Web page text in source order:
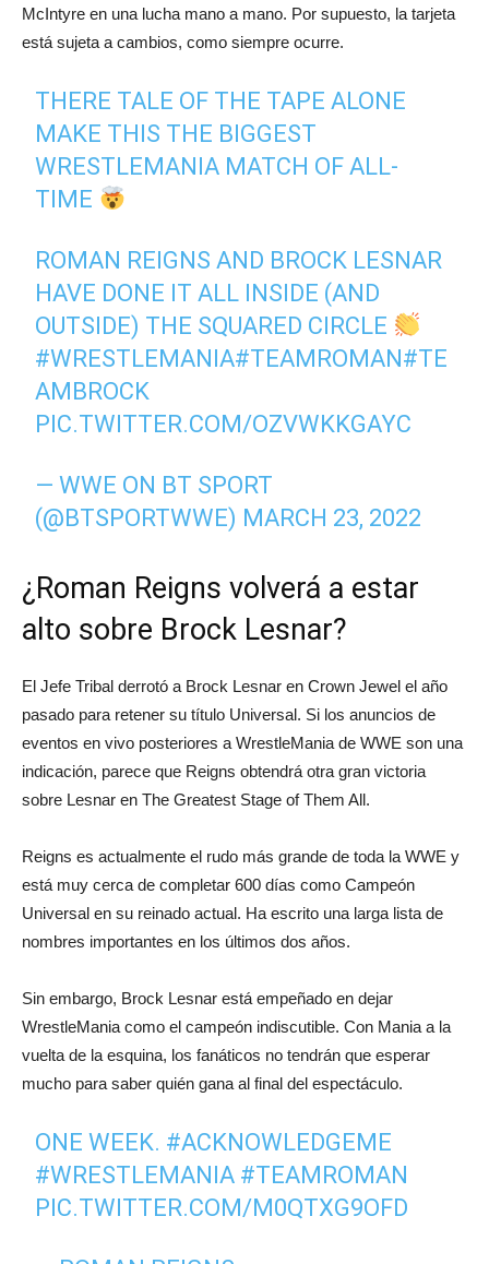
McIntyre en una lucha mano a mano. Por supuesto, la tarjeta
está sujeta a cambios, como siempre ocurre.
THERE TALE OF THE TAPE ALONE
MAKE THIS THE BIGGEST
WRESTLEMANIA MATCH OF ALL-
TIME
ROMAN REIGNS AND BROCK LESNAR
HAVE DONE IT ALL INSIDE (AND
OUTSIDE) THE SQUARED CIRCLE
#WRESTLEMANIA#TEAMROMAN#TE
AMBROCK
PIC.TWITTER.COM/OZVWKKGAYC
— WWE ON BT SPORT
(@BTSPORTWWE) MARCH 23, 2022
¿Roman Reigns volverá a estar
alto sobre Brock Lesnar?
El Jefe Tribal derrotó a Brock Lesnar en Crown Jewel el año
pasado para retener su título Universal. Si los anuncios de
eventos en vivo posteriores a WrestleMania de WWE son una
indicación, parece que Reigns obtendrá otra gran victoria
sobre Lesnar en The Greatest Stage of Them All.
Reigns es actualmente el rudo más grande de toda la WWE y
está muy cerca de completar 600 días como Campeón
Universal en su reinado actual. Ha escrito una larga lista de
nombres importantes en los últimos dos años.
Sin embargo, Brock Lesnar está empeñado en dejar
WrestleMania como el campeón indiscutible. Con Mania a la
vuelta de la esquina, los fanáticos no tendrán que esperar
mucho para saber quién gana al final del espectáculo.
ONE WEEK. #ACKNOWLEDGEME
#WRESTLEMANIA #TEAMROMAN
PIC.TWITTER.COM/M0QTXG9OFD